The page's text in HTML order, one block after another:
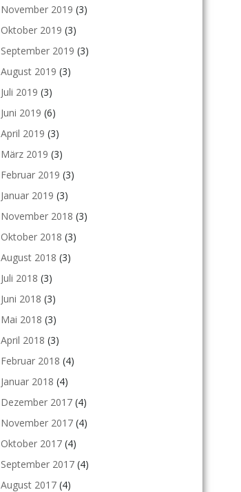
November 2019 (3)
Oktober 2019 (3)
September 2019 (3)
August 2019 (3)
Juli 2019 (3)
Juni 2019 (6)
April 2019 (3)
März 2019 (3)
Februar 2019 (3)
Januar 2019 (3)
November 2018 (3)
Oktober 2018 (3)
August 2018 (3)
Juli 2018 (3)
Juni 2018 (3)
Mai 2018 (3)
April 2018 (3)
Februar 2018 (4)
Januar 2018 (4)
Dezember 2017 (4)
November 2017 (4)
Oktober 2017 (4)
September 2017 (4)
August 2017 (4)